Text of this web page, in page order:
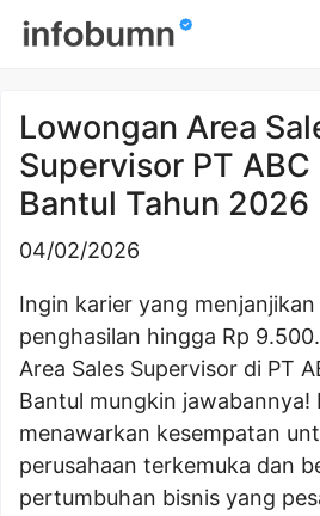
Skip
Lowongan Area
Supervisor PT
Bantul Tahun 2026
04/02/2026
Ingin karier yang
penghasilan hingga Rp
Area Sales Supervisor di PT
Bantul mungkin jawabannya!
menawarkan kesempatan
perusahaan terkemuka dan
pertumbuhan bisnis yang